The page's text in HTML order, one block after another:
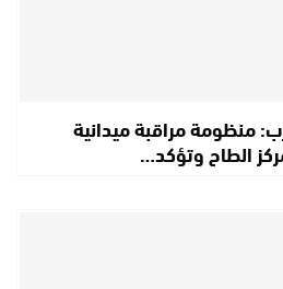
منظومة مراقبة ميدانية
الطاح وتؤكد…